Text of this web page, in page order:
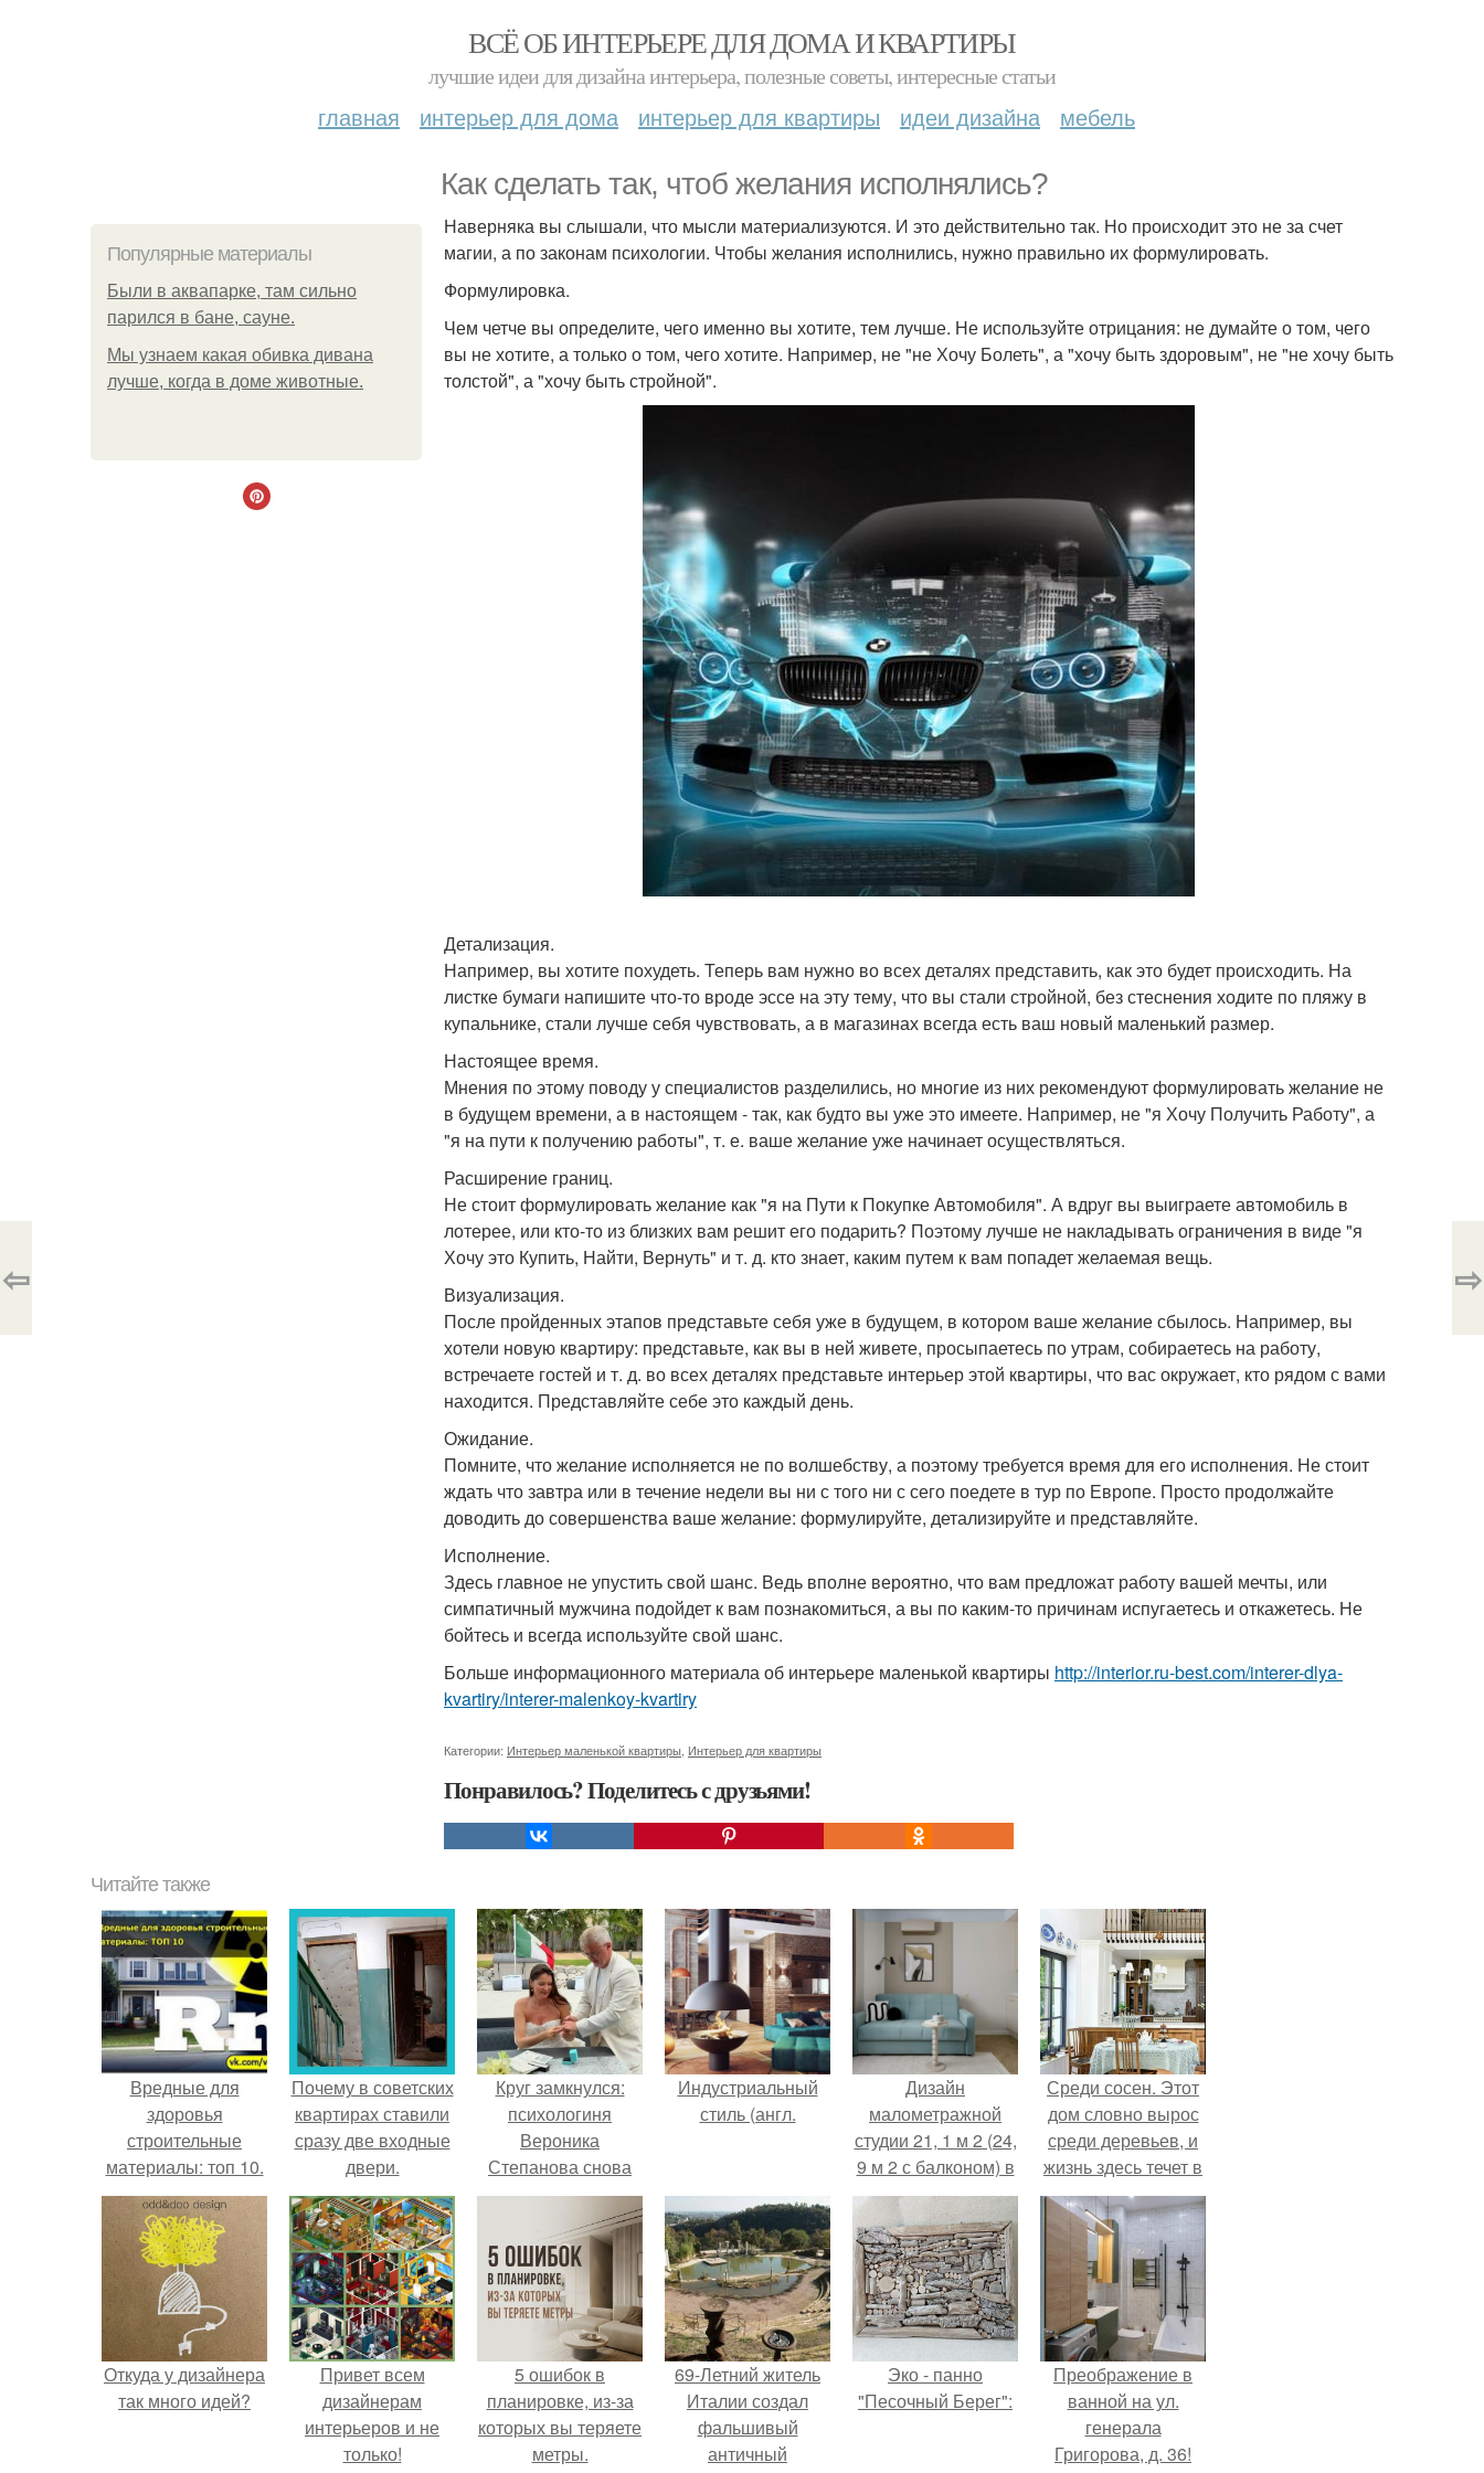
ВСЁ ОБ ИНТЕРЬЕРЕ ДЛЯ ДОМА И КВАРТИРЫ
лучшие идеи для дизайна интерьера, полезные советы, интересные статьи
главная интерьер для дома интерьер для квартиры идеи дизайна мебель
Как сделать так, чтоб желания исполнялись?
Популярные материалы
Были в аквапарке, там сильно
парился в бане, сауне.
Мы узнаем какая обивка дивана
лучше, когда в доме животные.
Наверняка вы слышали, что мысли материализуются. И это действительно так. Но происходит это не за счет
магии, а по законам психологии. Чтобы желания исполнились, нужно правильно их формулировать.
Формулировка.
Чем четче вы определите, чего именно вы хотите, тем лучше. Не используйте отрицания: не думайте о том, чего
вы не хотите, а только о том, чего хотите. Например, не "не Хочу Болеть", а "хочу быть здоровым", не "не хочу быть
толстой", а "хочу быть стройной".
Детализация.
Например, вы хотите похудеть. Теперь вам нужно во всех деталях представить, как это будет происходить. На
листке бумаги напишите что-то вроде эссе на эту тему, что вы стали стройной, без стеснения ходите по пляжу в
купальнике, стали лучше себя чувствовать, а в магазинах всегда есть ваш новый маленький размер.
Настоящее время.
Мнения по этому поводу у специалистов разделились, но многие из них рекомендуют формулировать желание не
в будущем времени, а в настоящем - так, как будто вы уже это имеете. Например, не "я Хочу Получить Работу", а
"я на пути к получению работы", т. е. ваше желание уже начинает осуществляться.
Расширение границ.
Не стоит формулировать желание как "я на Пути к Покупке Автомобиля". А вдруг вы выиграете автомобиль в
лотерее, или кто-то из близких вам решит его подарить? Поэтому лучше не накладывать ограничения в виде "я
Хочу это Купить, Найти, Вернуть" и т. д. кто знает, каким путем к вам попадет желаемая вещь.
Визуализация.
После пройденных этапов представьте себя уже в будущем, в котором ваше желание сбылось. Например, вы
хотели новую квартиру: представьте, как вы в ней живете, просыпаетесь по утрам, собираетесь на работу,
встречаете гостей и т. д. во всех деталях представьте интерьер этой квартиры, что вас окружает, кто рядом с вами
находится. Представляйте себе это каждый день.
Ожидание.
Помните, что желание исполняется не по волшебству, а поэтому требуется время для его исполнения. Не стоит
ждать что завтра или в течение недели вы ни с того ни с сего поедете в тур по Европе. Просто продолжайте
доводить до совершенства ваше желание: формулируйте, детализируйте и представляйте.
Исполнение.
Здесь главное не упустить свой шанс. Ведь вполне вероятно, что вам предложат работу вашей мечты, или
симпатичный мужчина подойдет к вам познакомиться, а вы по каким-то причинам испугаетесь и откажетесь. Не
бойтесь и всегда используйте свой шанс.
Больше информационного материала об интерьере маленькой квартиры http://interior.ru-best.com/interer-dlya-
kvartiry/interer-malenkoy-kvartiry
Категории: Интерьер маленькой квартиры Интерьер для квартиры
Понравилось? Поделитесь с друзьями!
⇦ ⇨
Читайте также
Вредные для
здоровья
строительные
материалы: топ 10.
Почему в советских
квартирах ставили
сразу две входные
двери.
Круг замкнулся:
психологиня
Вероника
Степанова снова
вышла замуж за
собственного
бывшего мужа.
Индустриальный
стиль (англ.
Дизайн
малометражной
студии 21, 1 м 2 (24,
9 м 2 с балконом) в
Краснодаре.
Среди сосен. Этот
дом словно вырос
среди деревьев, и
жизнь здесь течет в
собственном ритме
- спокойно, без
спешки и лишнего
шума.
Откуда у дизайнера
так много идей?
Привет всем
дизайнерам
интерьеров и не
только!
5 ошибок в
планировке, из-за
которых вы теряете
метры.
69-Летний житель
Италии создал
фальшивый
античный
Эко - панно
"Песочный Берег":
Преображение в
ванной на ул.
генерала
Григорова, д. 36!